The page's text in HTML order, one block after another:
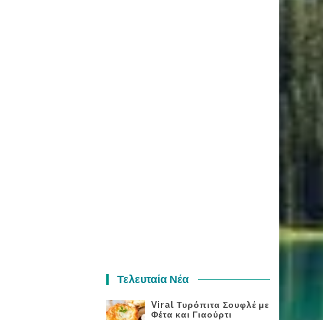
Τελευταία Νέα
Viral Τυρόπιτα Σουφλέ με
Φέτα και Γιαούρτι